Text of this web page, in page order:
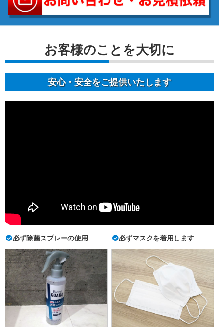
お客様のことを⼤切に
安⼼・安全をご提供いたします
必ず除菌スプレーの使用 必ずマスクを着用します